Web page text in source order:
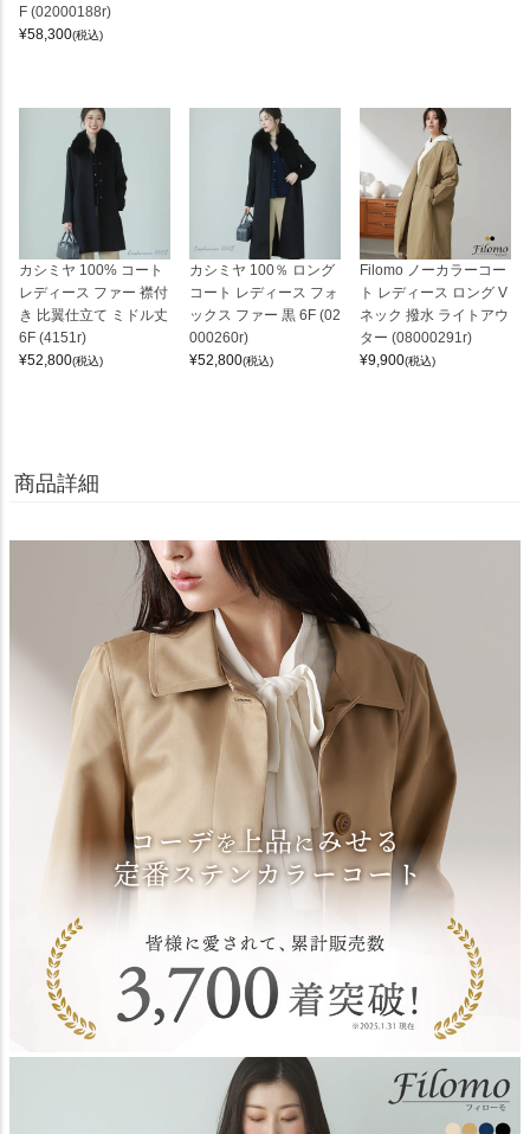
F (02000188r)
¥58,300(税込)
カシミヤ 100% コート
レディース ファー 襟付
き 比翼仕立て ミドル丈
6F (4151r)
¥52,800(税込)
カシミヤ 100％ ロング
コート レディース フォ
ックス ファー 黒 6F (02
000260r)
¥52,800(税込)
Filomo ノーカラーコー
ト レディース ロング V
ネック 撥水 ライトアウ
ター (08000291r)
¥9,900(税込)
商品詳細